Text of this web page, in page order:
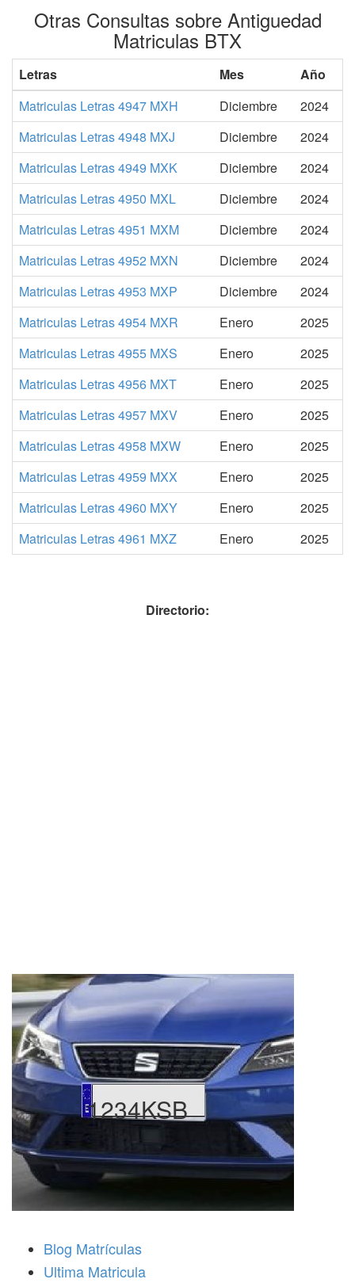
Otras Consultas sobre Antiguedad
Matriculas BTX
Letras Mes
Año
Matriculas Letras 4947 MXH
Diciembre
2024
Matriculas Letras 4948 MXJ
Diciembre
2024
Matriculas Letras 4949 MXK
Diciembre
2024
Matriculas Letras 4950 MXL
Diciembre
2024
Matriculas Letras 4951 MXM
Diciembre
2024
Matriculas Letras 4952 MXN
Diciembre
2024
Matriculas Letras 4953 MXP
Diciembre
2024
Matriculas Letras 4954 MXR
Enero
2025
Matriculas Letras 4955 MXS
Enero
2025
Matriculas Letras 4956 MXT
Enero
2025
Matriculas Letras 4957 MXV
Enero
2025
Matriculas Letras 4958 MXW
Enero
2025
Matriculas Letras 4959 MXX
Enero
2025
Matriculas Letras 4960 MXY
Enero
2025
Matriculas Letras 4961 MXZ
Enero 2025
Directorio:
1234KSB
Blog Matrículas
Ultima Matricula